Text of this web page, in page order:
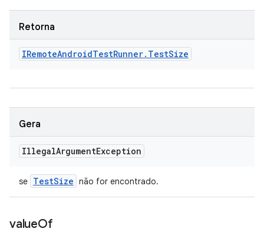
Retorna
IRemoteAndroidTestRunner. TestSize
Gera
IllegalArgumentException
se TestSize não for encontrado.
valueOf